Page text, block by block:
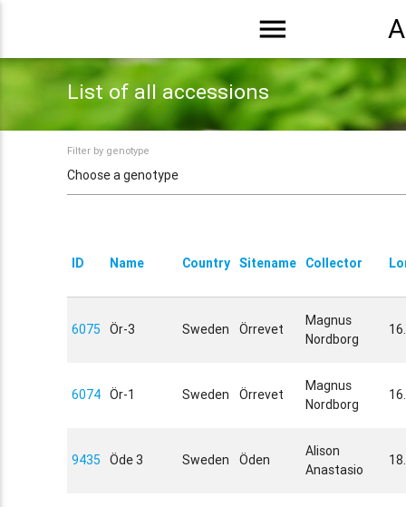
menu
List of all accessions
Filter by genotype
ID Name Country Sitename Collector
6075 Ör-3 Sweden Örrevet
Magnus
Nordborg
6074 Ör-1 Sweden Örrevet
Magnus
Nordborg
9435 Öde 3 Sweden Öden
Alison
Anastasio